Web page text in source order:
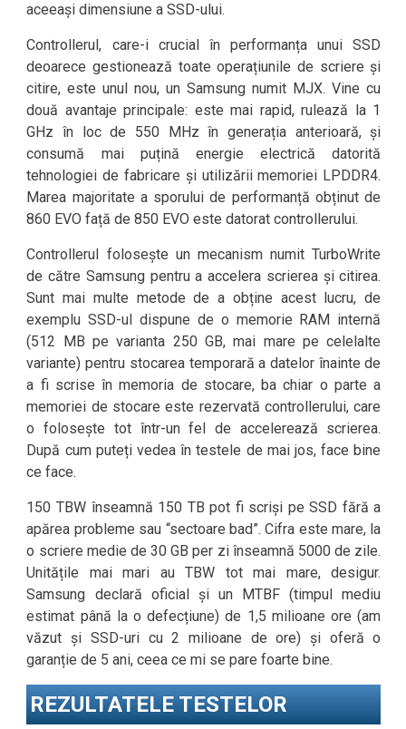
aceeași dimensiune a SSD-ului.
Controllerul, care-i crucial în performanța unui SSD
deoarece gestionează toate operațiunile de scriere și
citire, este unul nou, un Samsung numit MJX. Vine cu
două avantaje principale: este mai rapid, rulează la 1
GHz în loc de 550 MHz în generația anterioară, și
consumă mai puțină energie electrică datorită
tehnologiei de fabricare și utilizării memoriei LPDDR4.
Marea majoritate a sporului de performanță obținut de
860 EVO față de 850 EVO este datorat controllerului.
Controllerul folosește un mecanism numit TurboWrite
de către Samsung pentru a accelera scrierea și citirea.
Sunt mai multe metode de a obține acest lucru, de
exemplu SSD-ul dispune de o memorie RAM internă
(512 MB pe varianta 250 GB, mai mare pe celelalte
variante) pentru stocarea temporară a datelor înainte de
a fi scrise în memoria de stocare, ba chiar o parte a
memoriei de stocare este rezervată controllerului, care
o folosește tot într-un fel de accelerează scrierea.
După cum puteți vedea în testele de mai jos, face bine
ce face.
150 TBW înseamnă 150 TB pot fi scriși pe SSD fără a
apărea probleme sau “sectoare bad”. Cifra este mare, la
o scriere medie de 30 GB per zi înseamnă 5000 de zile.
Unitățile mai mari au TBW tot mai mare, desigur.
Samsung declară oficial și un MTBF (timpul mediu
estimat până la o defecțiune) de 1,5 milioane ore (am
văzut și SSD-uri cu 2 milioane de ore) și oferă o
garanție de 5 ani, ceea ce mi se pare foarte bine.
REZULTATELE TESTELOR